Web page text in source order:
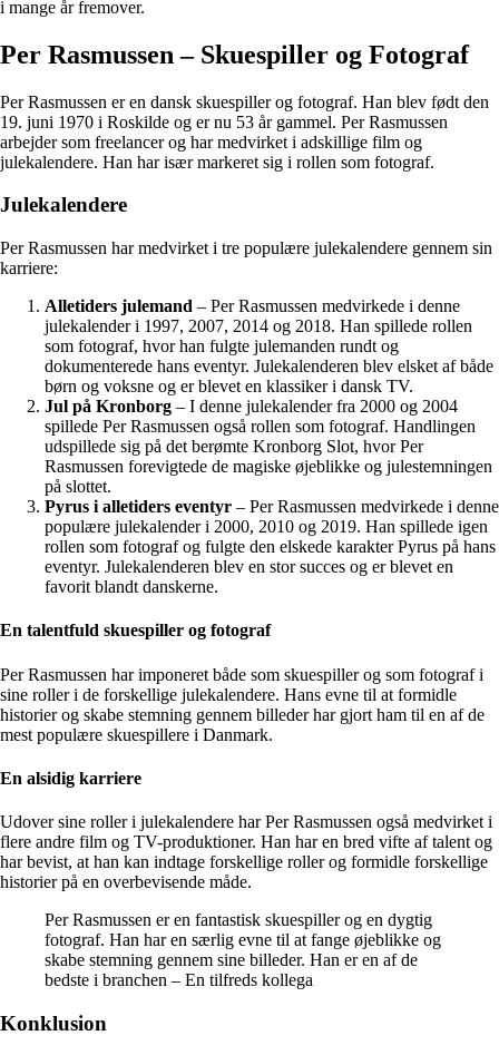
i mange år fremover.
Per Rasmussen – Skuespiller og Fotograf
Per Rasmussen er en dansk skuespiller og fotograf. Han blev født den
19. juni 1970 i Roskilde og er nu 53 år gammel. Per Rasmussen
arbejder som freelancer og har medvirket i adskillige film og
julekalendere. Han har især markeret sig i rollen som fotograf.
Julekalendere
Per Rasmussen har medvirket i tre populære julekalendere gennem sin
karriere:
Alletiders julemand – Per Rasmussen medvirkede i denne
julekalender i 1997, 2007, 2014 og 2018. Han spillede rollen
som fotograf, hvor han fulgte julemanden rundt og
dokumenterede hans eventyr. Julekalenderen blev elsket af både
børn og voksne og er blevet en klassiker i dansk TV.
Jul på Kronborg – I denne julekalender fra 2000 og 2004
spillede Per Rasmussen også rollen som fotograf. Handlingen
udspillede sig på det berømte Kronborg Slot, hvor Per
Rasmussen forevigtede de magiske øjeblikke og julestemningen
på slottet.
Pyrus i alletiders eventyr – Per Rasmussen medvirkede i denne
populære julekalender i 2000, 2010 og 2019. Han spillede igen
rollen som fotograf og fulgte den elskede karakter Pyrus på hans
eventyr. Julekalenderen blev en stor succes og er blevet en
favorit blandt danskerne.
En talentfuld skuespiller og fotograf
Per Rasmussen har imponeret både som skuespiller og som fotograf i
sine roller i de forskellige julekalendere. Hans evne til at formidle
historier og skabe stemning gennem billeder har gjort ham til en af de
mest populære skuespillere i Danmark.
En alsidig karriere
Udover sine roller i julekalendere har Per Rasmussen også medvirket i
flere andre film og TV-produktioner. Han har en bred vifte af talent og
har bevist, at han kan indtage forskellige roller og formidle forskellige
historier på en overbevisende måde.
Per Rasmussen er en fantastisk skuespiller og en dygtig
fotograf. Han har en særlig evne til at fange øjeblikke og
skabe stemning gennem sine billeder. Han er en af de
bedste i branchen – En tilfreds kollega
Konklusion